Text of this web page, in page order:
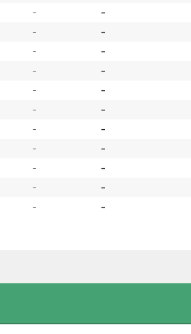
- -
- -
- -
- -
- -
- -
- -
- -
- -
- -
- -